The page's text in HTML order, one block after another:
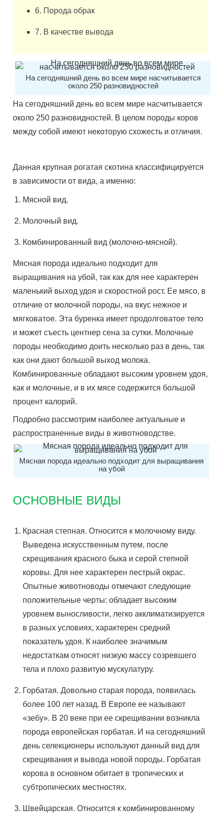
6. Порода обрак
7. В качестве вывода
На сегодняшний день во всем мире насчитывается
около 250 разновидностей
На сегодняшний день во всем мире насчитывается
около 250 разновидностей. В целом породы коров
между собой имеют некоторую схожесть и отличия.
Данная крупная рогатая скотина классифицируется
в зависимости от вида, а именно:
Мясной вид.
Молочный вид.
Комбинированный вид (молочно-мясной).
Мясная порода идеально подходит для
выращивания на убой, так как для нее характерен
маленький выход удоя и скоростной рост. Ее мясо, в
отличие от молочной породы, на вкус нежное и
мягковатое. Эта буренка имеет продолговатое тело
и может съесть центнер сена за сутки. Молочные
породы необходимо доить несколько раз в день, так
как они дают большой выход молока.
Комбинированные обладают высоким уровнем удоя,
как и молочные, и в их мясе содержится большой
процент калорий.
Подробно рассмотрим наиболее актуальные и
распространенные виды в животноводстве.
Мясная порода идеально подходит для выращивания
на убой
ОСНОВНЫЕ ВИДЫ
Красная степная. Относится к молочному виду.
Выведена искусственным путем, после
скрещивания красного быка и серой степной
коровы. Для нее характерен пестрый окрас.
Опытные животноводы отмечают следующие
положительные черты: обладает высоким
уровнем выносливости, легко акклиматизируется
в разных условиях, характерен средний
показатель удоя. К наиболее значимым
недостаткам относят низкую массу созревшего
тела и плохо развитую мускулатуру.
Горбатая. Довольно старая порода, появилась
более 100 лет назад. В Европе ее называют
«зебу». В 20 веке при ее скрещивании возникла
порода европейская горбатая. И на сегодняшний
день селекционеры используют данный вид для
скрещивания и вывода новой породы. Горбатая
корова в основном обитает в тропических и
субтропических местностях.
Швейцарская. Относится к комбинированному